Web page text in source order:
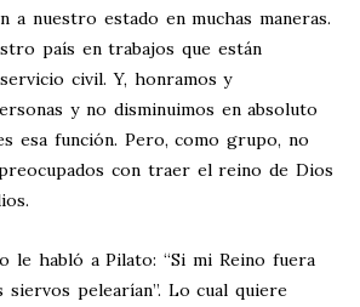
a nuestro estado en muchas maneras.
país en trabajos que están
civil. Y, honramos y
y no disminuimos en absoluto
esa función. Pero, como grupo, no
con traer el reino de Dios
le habló a Pilato: “Si mi Reino fuera
siervos pelearían”. Lo cual quiere